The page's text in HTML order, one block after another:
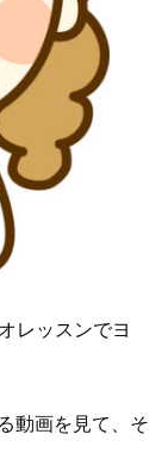
レッスンでヨ
動画を見て、そ